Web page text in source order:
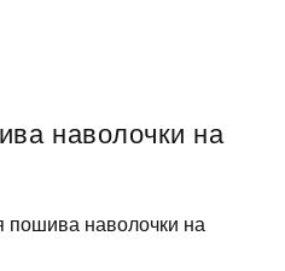
наволочки на
пошива наволочки на